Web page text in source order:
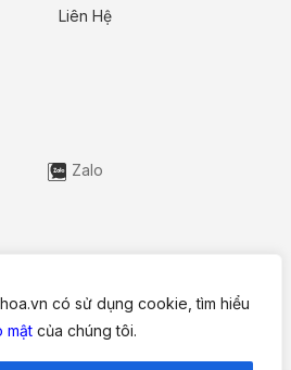
có sử dụng cookie, tìm hiểu
mật của chúng tôi.
Liên Hệ
Zalo
chỉ mang tính chất nội bộ tham khảo;